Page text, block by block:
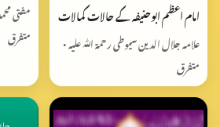
امام اعظم ابوحنیفہ کے حالات کمالات
علامہ جلال الدین سیوطی رحمۃ اللّٰہ علیہ •
متفرق
مفتی
متفرق